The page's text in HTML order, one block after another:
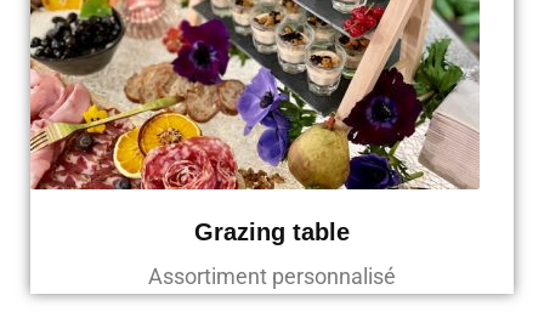
Grazing table
Assortiment personnalisé